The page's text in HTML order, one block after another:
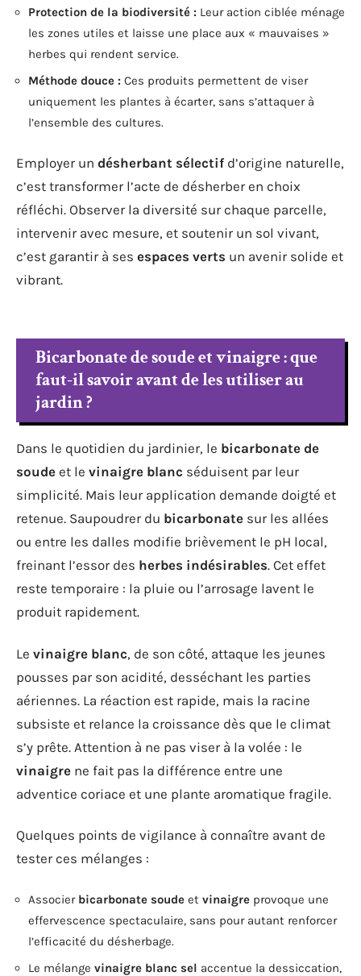
Protection de la biodiversité : Leur action ciblée ménage
les zones utiles et laisse une place aux « mauvaises »
herbes qui rendent service.
Méthode douce : Ces produits permettent de viser
uniquement les plantes à écarter, sans s’attaquer à
l’ensemble des cultures.
Employer un désherbant sélectifd’origine naturelle,
c’est transformer l’acte de désherber en choix
réfléchi. Observer la diversité sur chaque parcelle,
intervenir avec mesure, et soutenir un sol vivant,
c’est garantir à ses espaces verts un avenir solide et
vibrant.
Bicarbonate de soude et vinaigre : que
faut-il savoir avant de les utiliser au
jardin ?
Dans le quotidien du jardinier, le bicarbonate de
soude et le vinaigre blanc séduisent par leur
simplicité. Mais leur application demande doigté et
retenue. Saupoudrer du bicarbonate sur les allées
ou entre les dalles modifie brièvement le pH local,
freinant l’essor des herbes indésirables. Cet effet
reste temporaire : la pluie ou l’arrosage lavent le
produit rapidement.
Le vinaigre blanc, de son côté, attaque les jeunes
pousses par son acidité, desséchant les parties
aériennes. La réaction est rapide, mais la racine
subsiste et relance la croissance dès que le climat
s’y prête. Attention à ne pas viser à la volée : le
vinaigre ne fait pas la différence entre une
adventice coriace et une plante aromatique fragile.
Quelques points de vigilance à connaître avant de
tester ces mélanges :
Associer bicarbonate soude et vinaigre provoque une
effervescence spectaculaire, sans pour autant renforcer
l’efficacité du désherbage.
Le mélange vinaigre blanc sel accentue la dessiccation,